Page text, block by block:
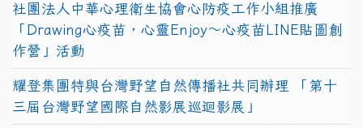
社團法人中華心理衛生協會心防疫工作小組推廣
「Drawing心疫苗，心靈Enjoy〜心疫苗LINE貼圖創
作營」活動
耀登集團特與台灣野望自然傳播社共同辦理 「第十
三屆台灣野望國際自然影展巡迴影展」